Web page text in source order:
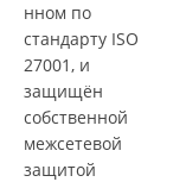
нном по
стандарту ISO
27001, и
защищён
собственной
межсетевой
защитой